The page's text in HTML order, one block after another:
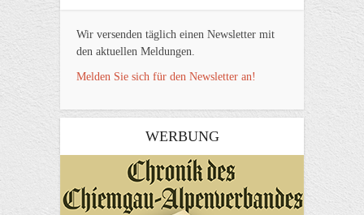
Wir versenden täglich einen Newsletter mit
den aktuellen Meldungen.
Melden Sie sich für den Newsletter an!
WERBUNG